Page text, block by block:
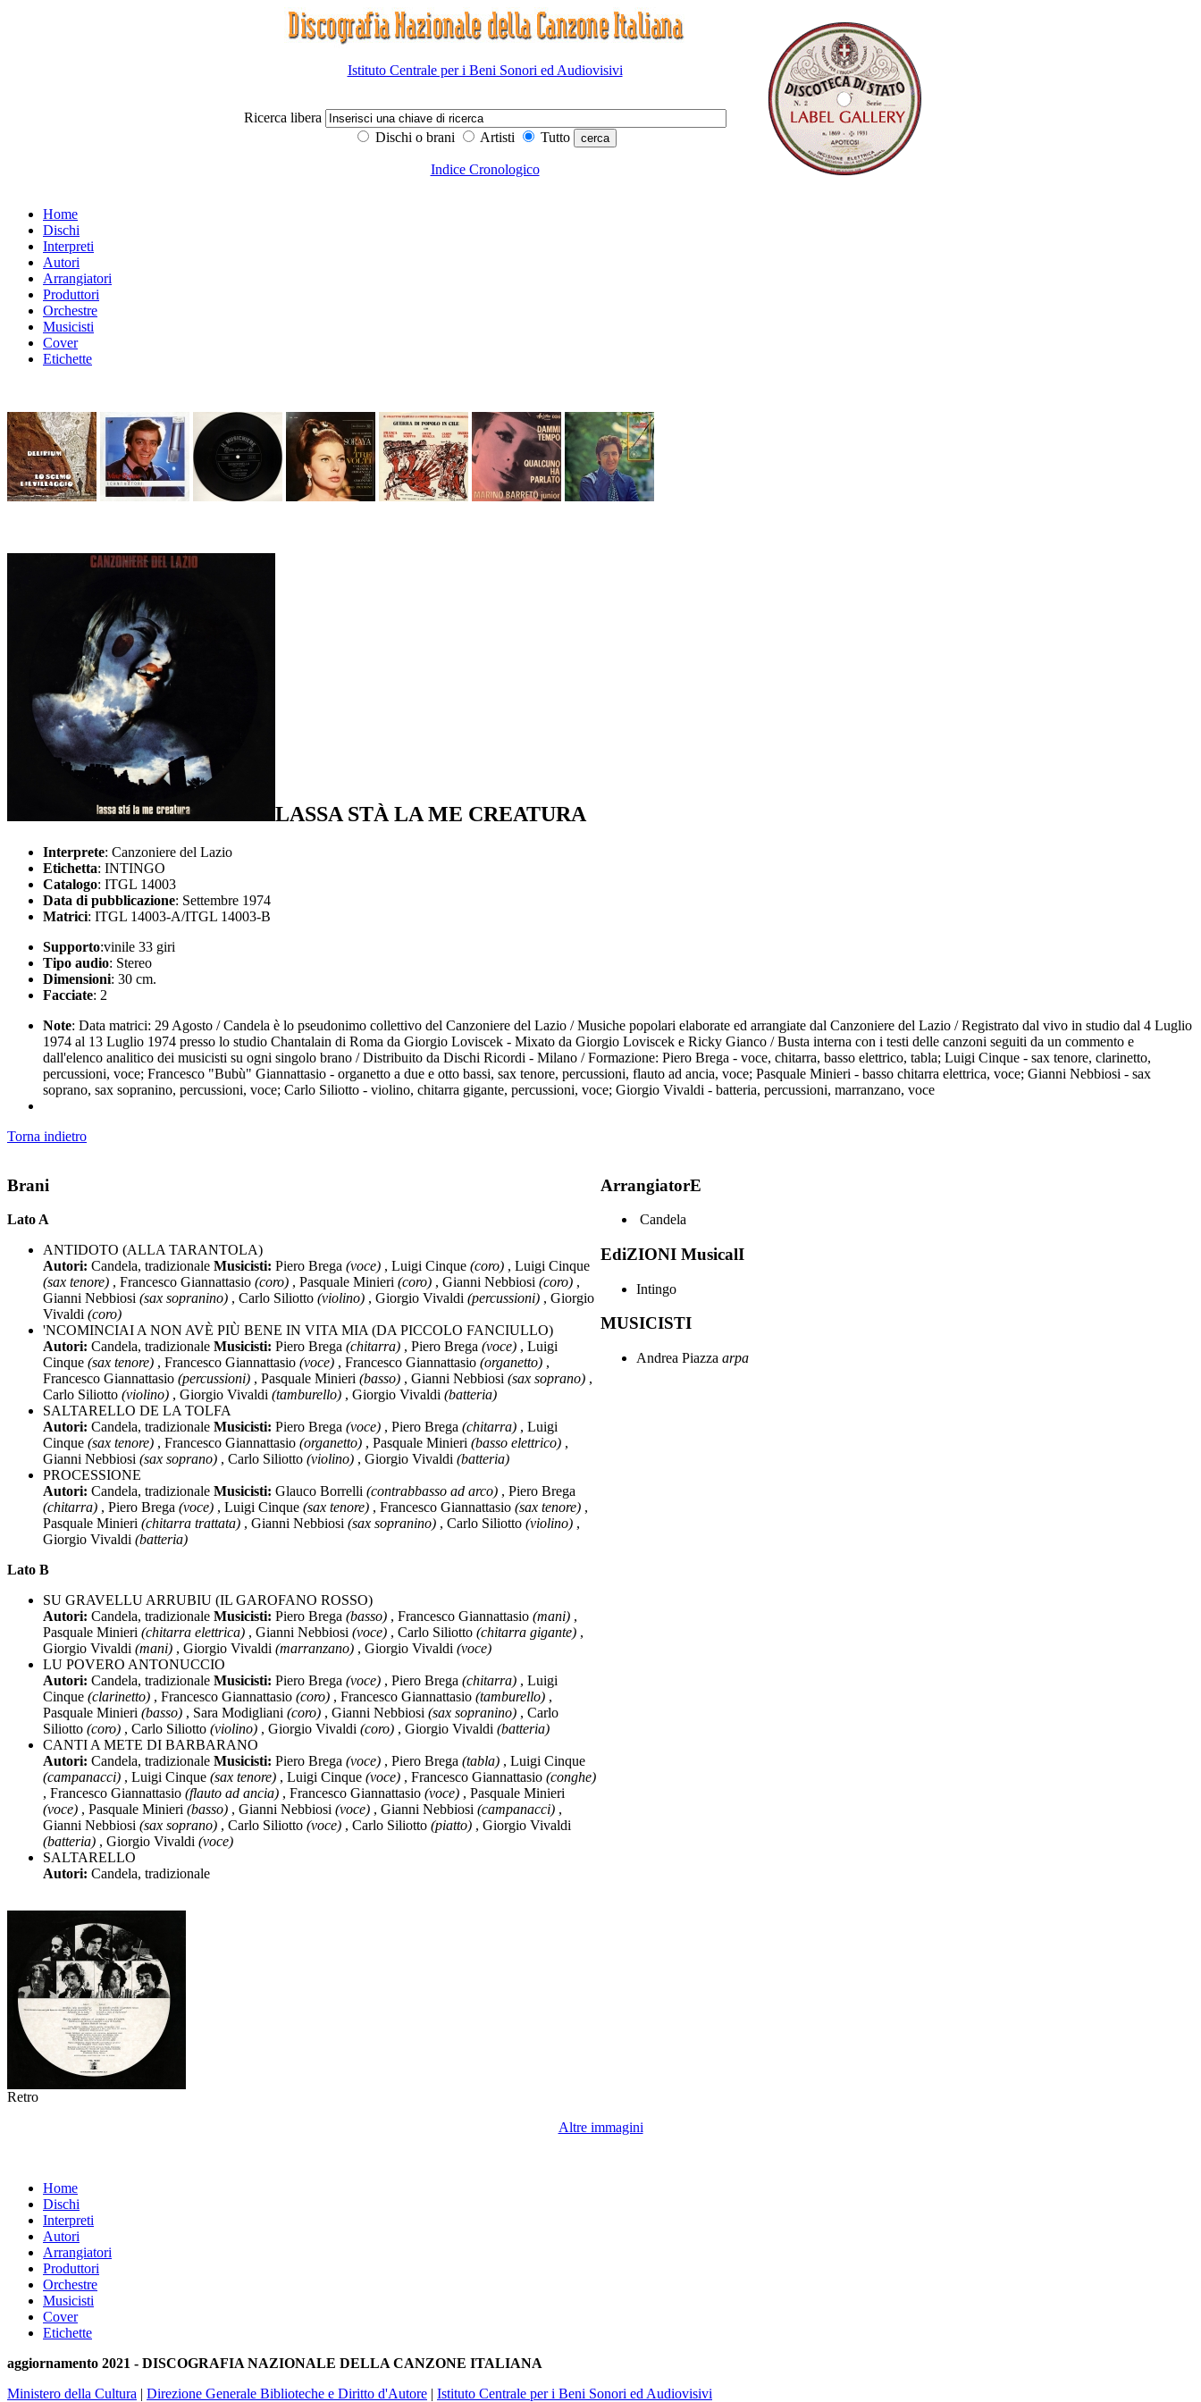
Istituto Centrale per i Beni Sonori ed Audiovisivi
Ricerca libera
Dischi o brani
Artisti Tutto
Indice Cronologico
Home
Dischi
Interpreti
Autori
Arrangiatori
Produttori
Orchestre
Musicisti
Cover
Etichette
LASSA STÀ LA ME CREATURA
Interprete: Canzoniere del Lazio
Etichetta: INTINGO
Catalogo: ITGL 14003
Data di pubblicazione: Settembre 1974
Matrici: ITGL 14003-A/ITGL 14003-B
Supporto:vinile 33 giri
Tipo audio: Stereo
Dimensioni: 30 cm.
Facciate: 2
Note: Data matrici: 29 Agosto / Candela è lo pseudonimo collettivo del Canzoniere del Lazio / Musiche popolari elaborate ed arrangiate dal Canzoniere del Lazio / Registrato dal vivo in studio dal 4 Luglio
1974 al 13 Luglio 1974 presso lo studio Chantalain di Roma da Giorgio Loviscek - Mixato da Giorgio Loviscek e Ricky Gianco / Busta interna con i testi delle canzoni seguiti da un commento e
dall'elenco analitico dei musicisti su ogni singolo brano / Distribuito da Dischi Ricordi - Milano / Formazione: Piero Brega - voce, chitarra, basso elettrico, tabla; Luigi Cinque - sax tenore, clarinetto,
percussioni, voce; Francesco "Bubù" Giannattasio - organetto a due e otto bassi, sax tenore, percussioni, flauto ad ancia, voce; Pasquale Minieri - basso chitarra elettrica, voce; Gianni Nebbiosi - sax
soprano, sax sopranino, percussioni, voce; Carlo Siliotto - violino, chitarra gigante, percussioni, voce; Giorgio Vivaldi - batteria, percussioni, marranzano, voce
Torna indietro
Brani
Lato A
ANTIDOTO (ALLA TARANTOLA)
Autori: Candela, tradizionale Musicisti: Piero Brega (voce) , Luigi Cinque (coro) , Luigi Cinque
(sax tenore) , Francesco Giannattasio (coro) , Pasquale Minieri (coro) , Gianni Nebbiosi (coro) ,
Gianni Nebbiosi (sax sopranino) , Carlo Siliotto (violino) , Giorgio Vivaldi (percussioni) , Giorgio
Vivaldi (coro)
'NCOMINCIAI A NON AVÈ PIÙ BENE IN VITA MIA (DA PICCOLO FANCIULLO)
Autori: Candela, tradizionale Musicisti: Piero Brega (chitarra) , Piero Brega (voce) , Luigi
Cinque (sax tenore) , Francesco Giannattasio (voce) , Francesco Giannattasio (organetto) ,
Francesco Giannattasio (percussioni) , Pasquale Minieri (basso) , Gianni Nebbiosi (sax soprano) ,
Carlo Siliotto (violino) , Giorgio Vivaldi (tamburello) , Giorgio Vivaldi (batteria)
SALTARELLO DE LA TOLFA
Autori: Candela, tradizionale Musicisti: Piero Brega (voce) , Piero Brega (chitarra) , Luigi
Cinque (sax tenore) , Francesco Giannattasio (organetto) , Pasquale Minieri (basso elettrico) ,
Gianni Nebbiosi (sax soprano) , Carlo Siliotto (violino) , Giorgio Vivaldi (batteria)
PROCESSIONE
Autori: Candela, tradizionale Musicisti: Glauco Borrelli (contrabbasso ad arco) , Piero Brega
(chitarra) , Piero Brega (voce) , Luigi Cinque (sax tenore) , Francesco Giannattasio (sax tenore) ,
Pasquale Minieri (chitarra trattata) , Gianni Nebbiosi (sax sopranino) , Carlo Siliotto (violino) ,
Giorgio Vivaldi (batteria)
Lato B
SU GRAVELLU ARRUBIU (IL GAROFANO ROSSO)
Autori: Candela, tradizionale Musicisti: Piero Brega (basso) , Francesco Giannattasio (mani) ,
Pasquale Minieri (chitarra elettrica) , Gianni Nebbiosi (voce) , Carlo Siliotto (chitarra gigante) ,
Giorgio Vivaldi (mani) , Giorgio Vivaldi (marranzano) , Giorgio Vivaldi (voce)
LU POVERO ANTONUCCIO
Autori: Candela, tradizionale Musicisti: Piero Brega (voce) , Piero Brega (chitarra) , Luigi
Cinque (clarinetto) , Francesco Giannattasio (coro) , Francesco Giannattasio (tamburello) ,
Pasquale Minieri (basso) , Sara Modigliani (coro) , Gianni Nebbiosi (sax sopranino) , Carlo
Siliotto (coro) , Carlo Siliotto (violino) , Giorgio Vivaldi (coro) , Giorgio Vivaldi (batteria)
CANTI A METE DI BARBARANO
Autori: Candela, tradizionale Musicisti: Piero Brega (voce) , Piero Brega (tabla) , Luigi Cinque
(campanacci) , Luigi Cinque (sax tenore) , Luigi Cinque (voce) , Francesco Giannattasio (conghe)
, Francesco Giannattasio (flauto ad ancia) , Francesco Giannattasio (voce) , Pasquale Minieri
(voce) , Pasquale Minieri (basso) , Gianni Nebbiosi (voce) , Gianni Nebbiosi (campanacci) ,
Gianni Nebbiosi (sax soprano) , Carlo Siliotto (voce) , Carlo Siliotto (piatto) , Giorgio Vivaldi
(batteria) , Giorgio Vivaldi (voce)
SALTARELLO
Autori: Candela, tradizionale
ArrangiatorE
Candela
EdiZIONI MusicalI
Intingo
MUSICISTI
Andrea Piazza arpa
Retro
Altre immagini
Home
Dischi
Interpreti
Autori
Arrangiatori
Produttori
Orchestre
Musicisti
Cover
Etichette
aggiornamento 2021 - DISCOGRAFIA NAZIONALE DELLA CANZONE ITALIANA
Ministero della Cultura | Direzione Generale Biblioteche e Diritto d'Autore | Istituto Centrale per i Beni Sonori ed Audiovisivi